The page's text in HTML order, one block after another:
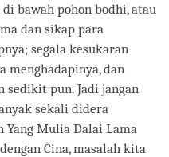
bawah pohon bodhi, atau
dan sikap para
segala kesukaran
menghadapinya, dan
pun. Jadi jangan
sekali didera
Yang Mulia Dalai Lama
Cina, masalah kita